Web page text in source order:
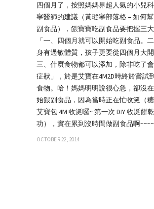
四個月了，按照媽媽界超人氣的小兒
寧醫師的建議（黃瑽寧部落格 – 如何
副食品），餵寶寶吃副食品要把握三
「一、四個月就可以開始吃副食品。
身有過敏體質，孩子更要從四個月大開
三、什麼食物都可以添加，除非吃了
症狀」，於是艾寶在4M2D時終於嘗試
食物。哈！媽媽明明說很心急，卻沒在
始餵副食品，因為當時正在忙收涎（
艾寶包 4M 收涎囉~ 第一次 DIY 收涎餅
功），實在累到沒時間做副食品啊
OCTOBER 22, 2014